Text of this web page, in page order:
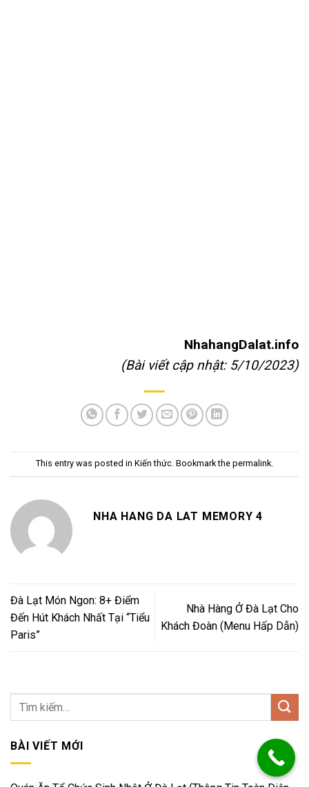
NhahangDalat.info
(Bài viết cập nhật: 5/10/2023)
This entry was posted in Kiến thức. Bookmark the permalink.
NHA HANG DA LAT MEMORY 4
Đà Lạt Món Ngon: 8+ Điểm
Đến Hút Khách Nhất Tại “Tiểu
Paris”
Nhà Hàng Ở Đà Lạt Cho
Khách Đoàn (Menu Hấp Dẫn)
BÀI VIẾT MỚI